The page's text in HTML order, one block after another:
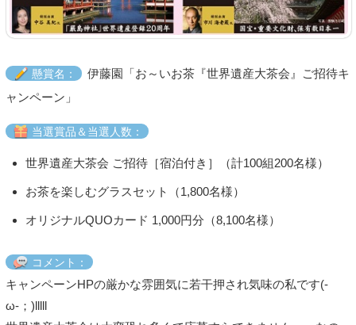
懸賞名：
伊藤園「お～いお茶『世界遺産大茶会』ご招待キ
ャンペーン」
当選賞品＆当選人数：
世界遺産大茶会 ご招待［宿泊付き］（計100組200名様）
お茶を楽しむグラスセット（1,800名様）
オリジナルQUOカード 1,000円分（8,100名様）
コメント：
キャンペーンHPの厳かな雰囲気に若干押され気味の私です(-
ω-；)lllll